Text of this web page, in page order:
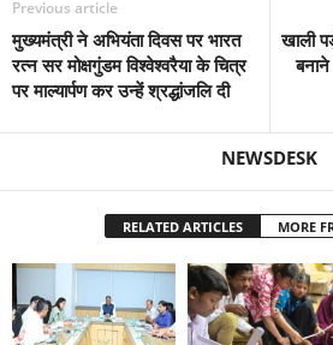
Previous article
मुख्यमंत्री ने अभियंता दिवस पर भारत
रत्न सर मोक्षगुंडम विश्वेश्वरैया के चित्र
पर माल्यार्पण कर उन्हें श्रद्धांजलि दी
खाली
NEWSDESK
RELATED ARTICLES MORE